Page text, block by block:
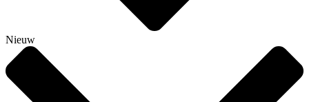
Nieuw